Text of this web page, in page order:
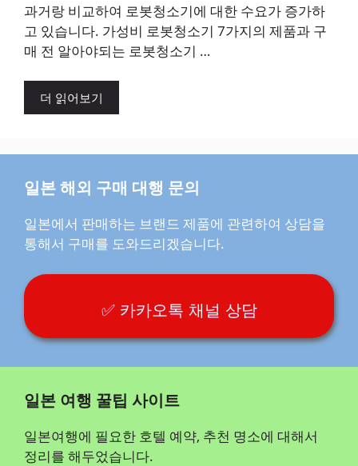
과거랑 비교하여 로봇청소기에 대한 수요가 증가하
고 있습니다. 가성비 로봇청소기 7가지의 제품과 구
매 전 알아야되는 로봇청소기 …
더 읽어보기
일본 해외 구매 대행 문의
일본에서 판매하는 브랜드 제품에 관련하여 상담을
통해서 구매를 도와드리겠습니다.
✅ 카카오톡 채널 상담
일본 여행 꿀팁 사이트
일본여행에 필요한 호텔 예약, 추천 명소에 대해서
정리를 해두었습니다.